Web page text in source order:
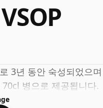
3년 동안 숙성되었으
병으로 제공됩니다.